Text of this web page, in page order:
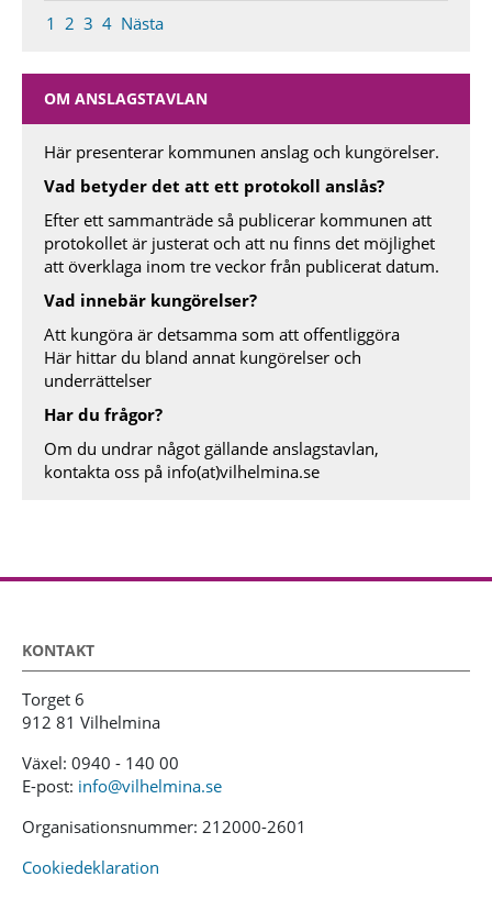
1 2 3 4 Nästa
OM ANSLAGSTAVLAN
Här presenterar kommunen anslag och kungörelser.
Vad betyder det att ett protokoll anslås?
Efter ett sammanträde så publicerar kommunen att
protokollet är justerat och att nu finns det möjlighet
att överklaga inom tre veckor från publicerat datum.
Vad innebär kungörelser?
Att kungöra är detsamma som att offentliggöra
Här hittar du bland annat kungörelser och
underrättelser
Har du frågor?
Om du undrar något gällande anslagstavlan,
kontakta oss på info(at)vilhelmina.se
KONTAKT
Torget 6
912 81 Vilhelmina
Växel: 0940 - 140 00
E-post: info@vilhelmina.se
Organisationsnummer: 212000-2601
Cookiedeklaration